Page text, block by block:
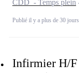
CDD - Temps plein
Publié il y a plus de 30 jours
Infirmier H/F